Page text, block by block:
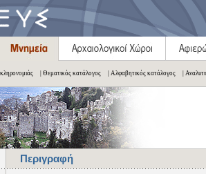
| Θεματικός κατάλογος | Αλφαβητικός κατάλογος |
Περιγραφή